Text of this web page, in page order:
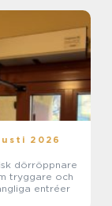
2026
dörröppnare
entréer